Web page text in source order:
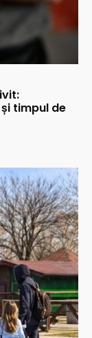
timpul de